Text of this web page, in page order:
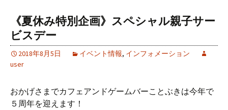
《夏休み特別企画》スペシャル親子サー
ビスデー
2018年8月5日 イベント情報, インフォメーション
user
おかげさまでカフェアンドゲームバーことぶきは今年で
５周年を迎えます！